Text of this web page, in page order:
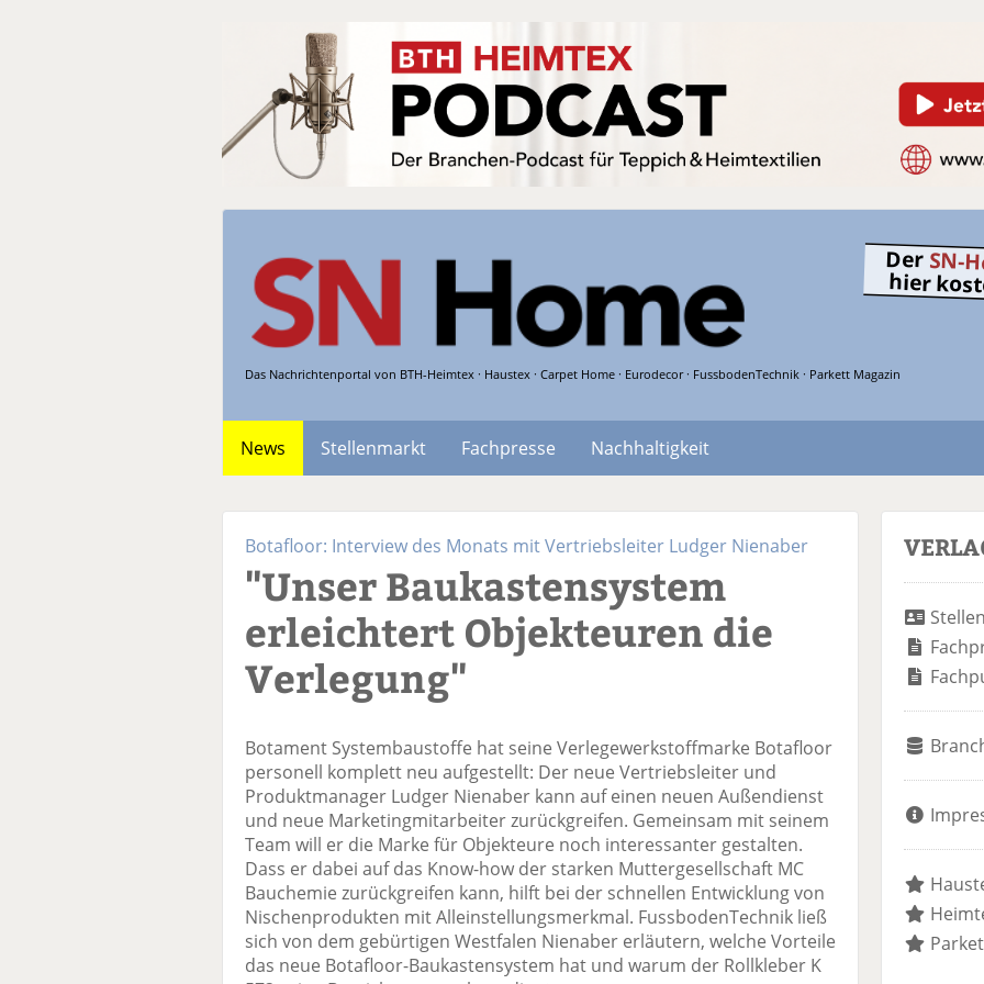
Das Nachrichtenportal von BTH-Heimtex · Haustex · Carpet Home · Eurodecor · FussbodenTechnik · Parkett Magazin
Der SN-
hier
News Stellenmarkt Fachpresse
Nachhaltigkeit
Botafloor: Interview des Monats mit Vertriebsleiter Ludger Nienaber
"Unser Baukastensystem
erleichtert Objekteuren die
Verlegung"
Botament Systembaustoffe hat seine Verlegewerkstoffmarke Botafloor
personell komplett neu aufgestellt: Der neue Vertriebsleiter und
Produktmanager Ludger Nienaber kann auf einen neuen Außendienst
und neue Marketingmitarbeiter zurückgreifen. Gemeinsam mit seinem
Team will er die Marke für Objekteure noch interessanter gestalten.
Dass er dabei auf das Know-how der starken Muttergesellschaft MC
Bauchemie zurückgreifen kann, hilft bei der schnellen Entwicklung von
Nischenprodukten mit Alleinstellungsmerkmal. FussbodenTechnik ließ
sich von dem gebürtigen Westfalen Nienaber erläutern, welche Vorteile
das neue Botafloor-Baukastensystem hat und warum der Rollkleber K